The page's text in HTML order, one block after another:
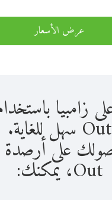
عرض الأسعار
Out سهل للغاية.
Out، يمكنك: